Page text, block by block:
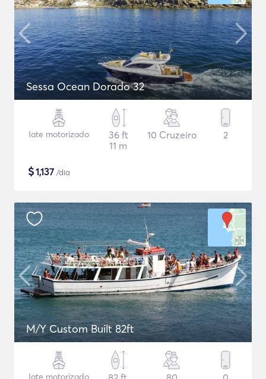
Sessa Ocean Dorado 32
Iate motorizado
36 ft
11 m
10 Cruzeiro 2
$1,137 /dia
M/Y Custom Built 82ft
Iate motorizado